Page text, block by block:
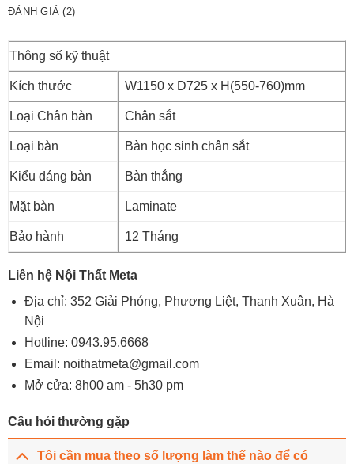
ĐÁNH GIÁ (2)
Thông số kỹ thuật
Kích thước W1150 x D725 x H(550-760)mm
Loại Chân bàn Chân sắt
Loại bàn Bàn học sinh chân sắt
Kiểu dáng bàn Bàn thẳng
Mặt bàn Laminate
Bảo hành 12 Tháng
Liên hệ Nội Thất Meta
Địa chỉ: 352 Giải Phóng, Phương Liệt, Thanh Xuân, Hà
Nội
Hotline: 0943.95.6668
Email: noithatmeta@gmail.com
Mở cửa: 8h00 am - 5h30 pm
Câu hỏi thường gặp
Tôi cần mua theo số lượng làm thế nào để có